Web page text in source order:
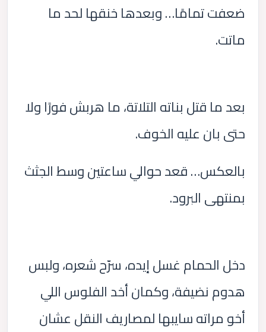
ضعفت تمامًا… وبعدها خنقها لحد ما
ماتت.
بعد ما قتل بناته التلاتة، ما هربش فورًا ولا
حتى بان عليه الخوف.
بالعكس… قعد حوالي ساعتين وسط الجثث
بمنتهى البرود.
دخل الحمام غسل إيده، سرّح شعره، ولبس
هدوم نضيفة، وكمان أخد الفلوس اللي
أخو مراته سايبها لمصاريف النقل عشان